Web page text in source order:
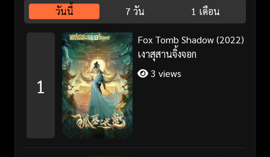
วันนี้ 7 วัน 1 เดือน
1
Fox Tomb Shadow (2022)
เงาสุสานจิ้งจอก
3 views